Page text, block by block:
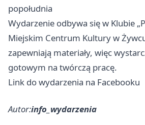
popołudnia
Wydarzenie odbywa się w Klubie
Miejskim Centrum Kultury w
zapewniają materiały, więc
gotowym na twórczą pracę.
Link do wydarzenia na Facebooku
Autor:info_wydarzenia